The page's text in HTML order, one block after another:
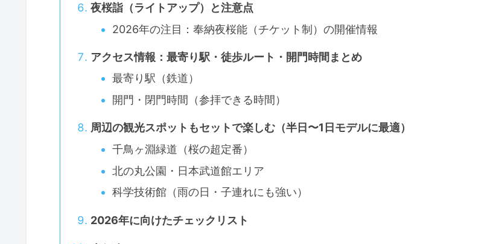
夜桜詣（ライトアップ）と注意点
2026年の注目：奉納夜桜能（チケット制）の開催情報
アクセス情報：最寄り駅・徒歩ルート・開門時間まとめ
最寄り駅（鉄道）
開門・閉門時間（参拝できる時間）
周辺の観光スポットもセットで楽しむ（半日〜1日モデルに最適）
千鳥ヶ淵緑道（桜の超定番）
北の丸公園・日本武道館エリア
科学技術館（雨の日・子連れにも強い）
2026年に向けたチェックリスト